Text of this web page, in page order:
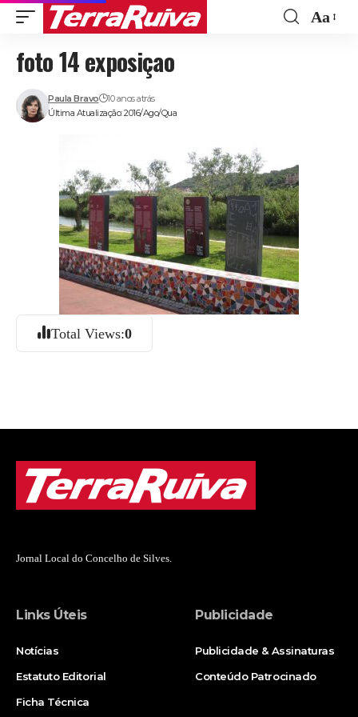
Aa
foto 14 exposiçao
Última Atualização: 2016/Ago/Qua
Paula Bravo 10 anos atrás
Total Views:0
Jornal Local do Concelho de Silves.
Links Úteis
Notícias
Estatuto Editorial
Ficha Técnica
Publicidade
Publicidade & Assinaturas
Conteúdo Patrocinado